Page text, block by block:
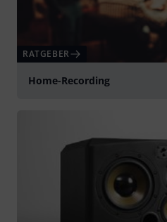
RATGEBER
Home-Recording